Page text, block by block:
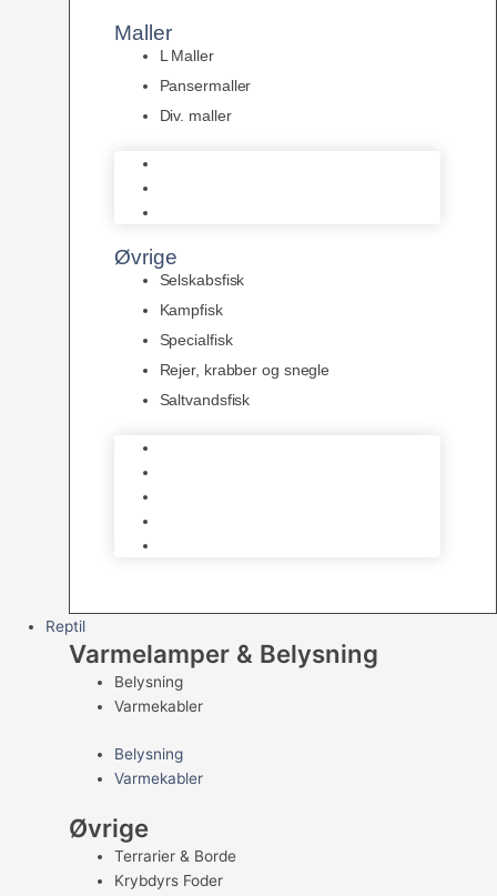
Maller
L Maller
Pansermaller
Div. maller
Øvrige
Selskabsfisk
Kampfisk
Specialfisk
Rejer, krabber og snegle
Saltvandsfisk
Reptil
Varmelamper & Belysning
Belysning
Varmekabler
Belysning
Varmekabler
Øvrige
Terrarier & Borde
Krybdyrs Foder